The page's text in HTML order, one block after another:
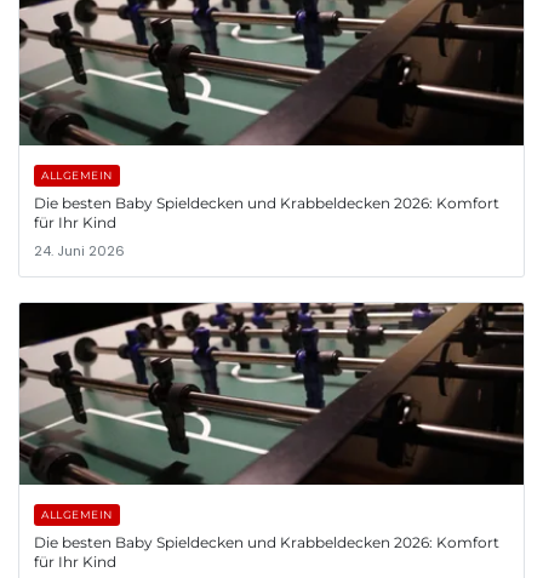
ALLGEMEIN
Die besten Baby Spieldecken und Krabbeldecken 2026: Komfort
für Ihr Kind
24. Juni 2026
ALLGEMEIN
Die besten Baby Spieldecken und Krabbeldecken 2026: Komfort
für Ihr Kind